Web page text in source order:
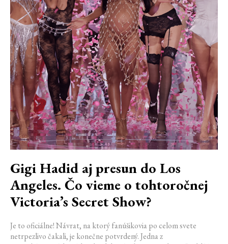
Gigi Hadid aj presun do Los
Angeles. Čo vieme o tohtoročnej
Victoria’s Secret Show?
Je to oficiálne! Návrat, na ktorý fanúšikovia po celom svete
netrpezlivo čakali, je konečne potvrdený. Jedna z